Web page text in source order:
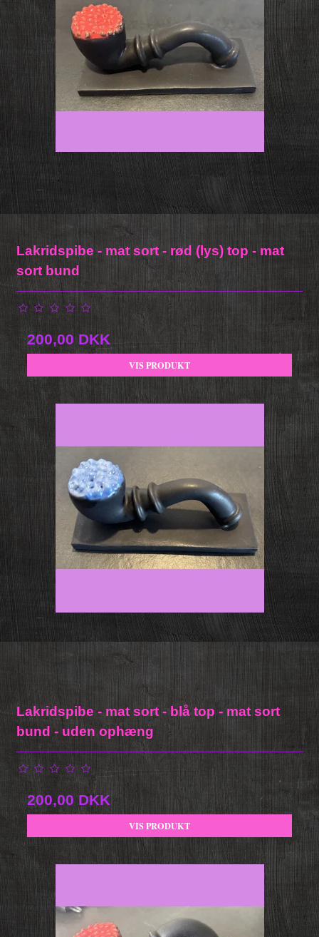
Lakridspibe - mat sort - rød (lys) top - mat
sort bund
200,00 DKK
VIS PRODUKT
Lakridspibe - mat sort - blå top - mat sort
bund - uden ophæng
200,00 DKK
VIS PRODUKT